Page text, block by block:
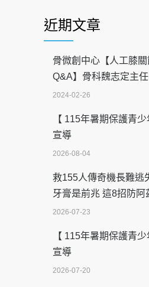
近期文章
骨微創中心【人工膝
Q&A】骨科魏志定主任
2024-02-26
【 115年暑期保護青少
宣導
2026-08-04
救155人傳奇機長難逃
牙膏是前兆 這8招防阿
2026-07-23
【 115年暑期保護青少
宣導
2026-07-20